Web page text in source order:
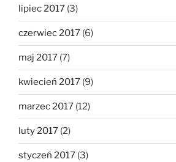
lipiec 2017 (3)
czerwiec 2017 (6)
maj 2017 (7)
kwiecień 2017 (9)
marzec 2017 (12)
luty 2017 (2)
styczeń 2017 (3)